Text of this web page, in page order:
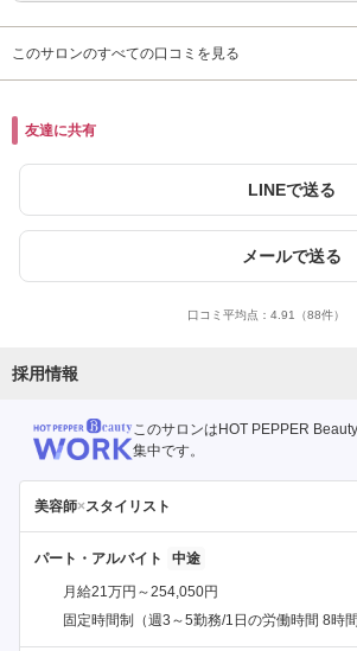
このサロンのすべての口コミを見る
友達に共有
LINEで送る
メールで送る
口コミ平均点： 4.91 （88件）
採用情報
このサロンはHOT PEPPER
集中です。
美容師×スタイリスト
パート・アルバイト
月給21万円～254,050円
固定時間制（週3～5勤務/1日の労働時間 8時間